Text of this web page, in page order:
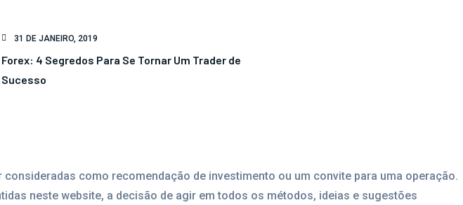
31 DE JANEIRO, 2019
Forex: 4 Segredos Para Se Tornar Um Trader de
Sucesso
como recomendação de investimento ou um convite para uma operação.
neste website, a decisão de agir em todos os métodos, ideias e sugestões